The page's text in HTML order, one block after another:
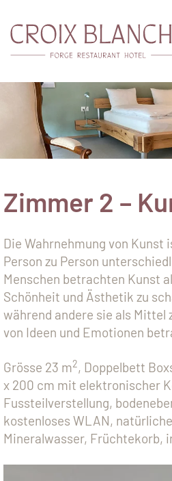
Zum Hauptinhalt springen
Zimmer 2 –
Die Wahrnehmung von Kunst
Person zu Person
Menschen betrachten Kunst
Schönheit und Ästhetik zu
während andere sie als Mittel
von Ideen und Emotionen
Grösse 23 m2, Doppelbett
x 200 cm mit elektronischer
Fussteilverstellung,
kostenloses WLAN,
Mineralwasser, Früchtekorb,